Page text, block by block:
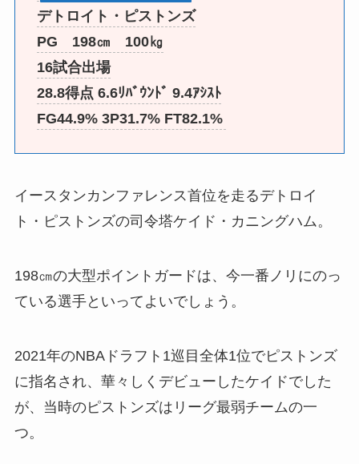
デトロイト・ピストンズ
PG 198㎝ 100㎏
16試合出場
28.8得点 6.6ﾘﾊﾞｳﾝﾄﾞ 9.4ｱｼｽﾄ
FG44.9% 3P31.7% FT82.1%
イースタンカンファレンス首位を走るデトロイ
ト・ピストンズの司令塔ケイド・カニングハム。
198㎝の大型ポイントガードは、今一番ノリにのっ
ている選手といってよいでしょう。
2021年のNBAドラフト1巡目全体1位でピストンズ
に指名され、華々しくデビューしたケイドでした
が、当時のピストンズはリーグ最弱チームの一
つ。